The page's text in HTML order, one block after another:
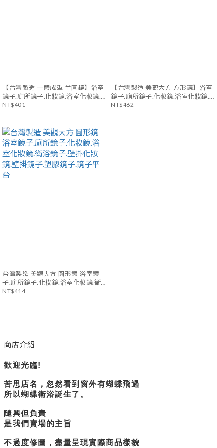
【台灣製造 一體成型 半圓鏡】浴室
鏡子.廁所鏡子.化妝鏡.浴室化妝鏡.
衛浴鏡子.壁掛化妝鏡.壁掛鏡子.塑膠
NT$401
【台灣製造 美觀大方 方形鏡】浴室
鏡子.廁所鏡子.化妝鏡.浴室化妝鏡.
衛浴鏡子.壁掛化妝鏡.壁掛鏡子.塑膠
NT$462
台灣製造 美觀大方 圓形鏡 浴室鏡
子.廁所鏡子.化妝鏡.浴室化妝鏡.衛
浴鏡子.壁掛化妝鏡.壁掛鏡子.塑膠鏡
NT$414
商店介紹
歡迎光臨!
苦思店名，忽然看到窗外有蝴蝶飛過
所以蝴蝶衛浴誕生了。
隨興但負責
是我們賣場的主旨
不過度修圖，盡量呈現實際商品樣貌